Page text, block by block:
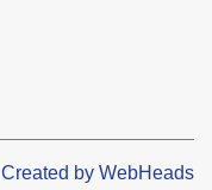
Created by WebHeads